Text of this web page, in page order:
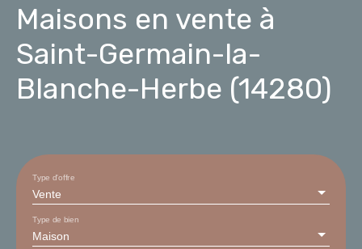
Maisons en vente à
Saint-Germain-la-
Blanche-Herbe (14280)
Vente
Type d'offre
Maison
Type de bien